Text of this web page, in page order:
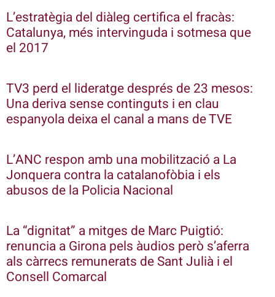
L’estratègia del diàleg certifica el fracàs:
Catalunya, més intervinguda i sotmesa que
el 2017
TV3 perd el lideratge després de 23 mesos:
Una deriva sense continguts i en clau
espanyola deixa el canal a mans de TVE
L’ANC respon amb una mobilització a La
Jonquera contra la catalanofòbia i els
abusos de la Policia Nacional
La “dignitat” a mitges de Marc Puigtió:
renuncia a Girona pels àudios però s’aferra
als càrrecs remunerats de Sant Julià i el
Consell Comarcal